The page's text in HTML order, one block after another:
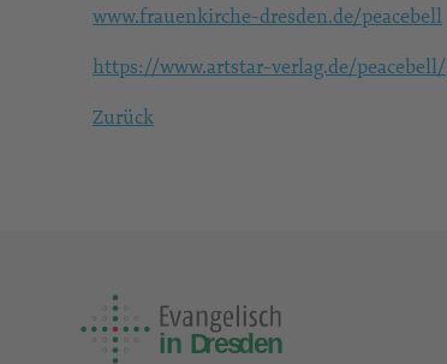
www.frauenkirche-dresden.de/peacebell
https://www.artstar-verlag.de/peacebell/
Zurück